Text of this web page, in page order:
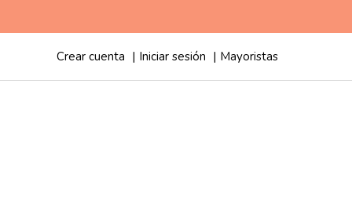
Crear cuenta Iniciar sesión Mayoristas